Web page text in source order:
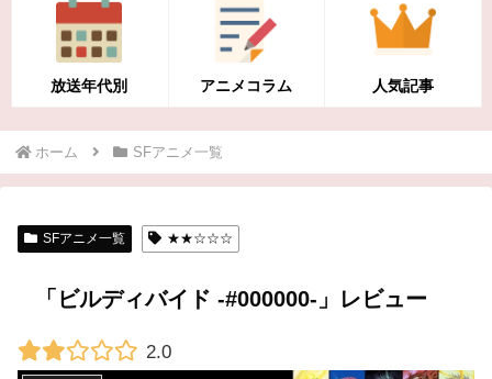
放送年代別 アニメコラム 人気記事
ホーム SFアニメ一覧
SFアニメ一覧 ★★☆☆☆
「ビルディバイド -#000000-」レビュー
2.0